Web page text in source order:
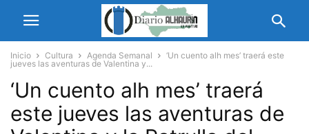
Inicio Cultura Agenda Semanal
‘Un cuento alh mes’ traerá este
jueves las aventuras de Valentina y...
‘Un cuento alh mes’ traerá
este jueves las aventuras de